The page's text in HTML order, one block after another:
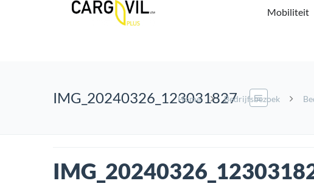
Mobiliteit
IMG_20240326_123031827
Home Bedrijfsbezoek